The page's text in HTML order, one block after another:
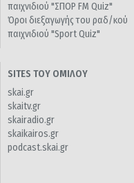
παιχνιδιού "ΣΠΟΡ FM Quiz"
Όροι διεξαγωγής του ραδ/κού
παιχνιδιού "Sport Quiz"
SITES ΤΟΥ ΟΜΙΛΟΥ
skai.gr
skaitv.gr
skairadio.gr
skaikairos.gr
podcast.skai.gr